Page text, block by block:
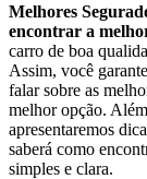
Melhores
encontrar a
carro de boa
Assim, você
falar sobre as
melhor opção.
apresentaremos
saberá como
simples e clara.